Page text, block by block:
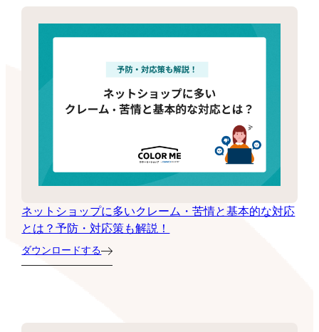
ネットショップに多いクレーム・苦情と基本的な対応
とは？予防・対応策も解説！
ダウンロードする